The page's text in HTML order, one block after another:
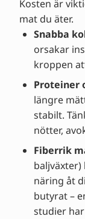
Kosten är
mat du äter.
Snabba
orsakar
kroppen
Proteiner
längre
stabilt.
nötter,
Fiberrik
näring åt
butyrat –
studier